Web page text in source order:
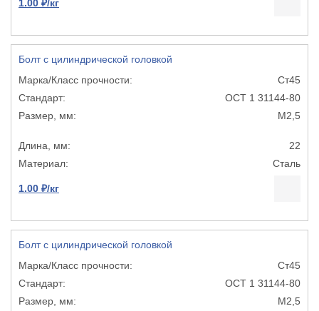
1.00 ₽/кг
Болт с цилиндрической головкой
Ст45
ОСТ 1 31144-80
М2,5
22
Сталь
1.00 ₽/кг
Болт с цилиндрической головкой
Ст45
ОСТ 1 31144-80
М2,5